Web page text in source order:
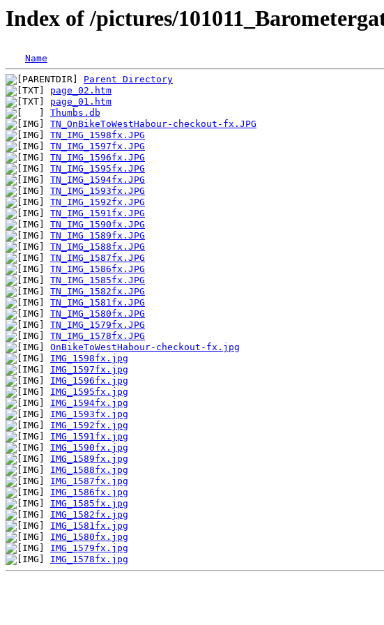
Index of /pictures/
Name
Parent Directory
page_02.htm
page_01.htm
Thumbs.db
TN_OnBikeToWestHabour-checkout-fx.JPG
TN_IMG_1598fx.JPG
TN_IMG_1597fx.JPG
TN_IMG_1596fx.JPG
TN_IMG_1595fx.JPG
TN_IMG_1594fx.JPG
TN_IMG_1593fx.JPG
TN_IMG_1592fx.JPG
TN_IMG_1591fx.JPG
TN_IMG_1590fx.JPG
TN_IMG_1589fx.JPG
TN_IMG_1588fx.JPG
TN_IMG_1587fx.JPG
TN_IMG_1586fx.JPG
TN_IMG_1585fx.JPG
TN_IMG_1582fx.JPG
TN_IMG_1581fx.JPG
TN_IMG_1580fx.JPG
TN_IMG_1579fx.JPG
TN_IMG_1578fx.JPG
OnBikeToWestHabour-checkout-fx.jpg
IMG_1598fx.jpg
IMG_1597fx.jpg
IMG_1596fx.jpg
IMG_1595fx.jpg
IMG_1594fx.jpg
IMG_1593fx.jpg
IMG_1592fx.jpg
IMG_1591fx.jpg
IMG_1590fx.jpg
IMG_1589fx.jpg
IMG_1588fx.jpg
IMG_1587fx.jpg
IMG_1586fx.jpg
IMG_1585fx.jpg
IMG_1582fx.jpg
IMG_1581fx.jpg
IMG_1580fx.jpg
IMG_1579fx.jpg
IMG_1578fx.jpg